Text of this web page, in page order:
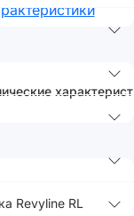
Revyline RL